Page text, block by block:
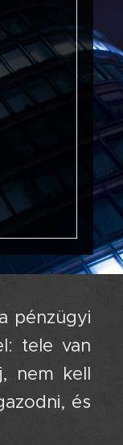
pénzügyi
tele van
nem kell
és